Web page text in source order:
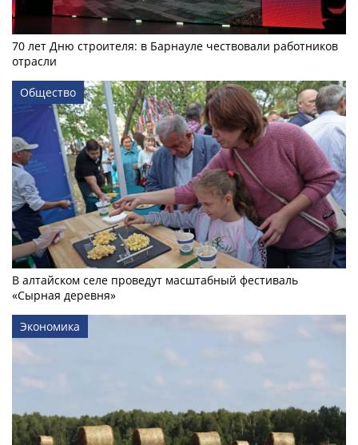
70 лет Дню строителя: в Барнауле чествовали работников
отрасли
Общество
В алтайском селе проведут масштабный фестиваль
«Сырная деревня»
Экономика